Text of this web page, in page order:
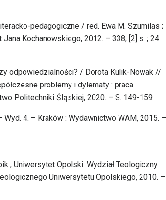
pedagogiczne / red. Ewa M. Szumilas ;
Kochanowskiego, 2012. – 338, [2] s. ; 24
odpowiedzialności? / Dorota Kulik-Nowak //
problemy i dylematy : praca
Politechniki Śląskiej, 2020. – S. 149-159
4. – Kraków : Wydawnictwo WAM, 2015. –
; Uniwersytet Opolski. Wydział Teologiczny.
Uniwersytetu Opolskiego, 2010. –